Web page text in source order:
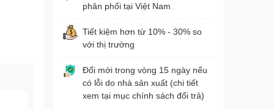
phân phối tại Việt Nam
Tiết kiệm hơn từ 10% - 30% so
với thị trường
Đổi mới trong vòng 15 ngày nếu
có lỗi do nhà sản xuất (chi tiết
xem tại mục chính sách đổi trả)